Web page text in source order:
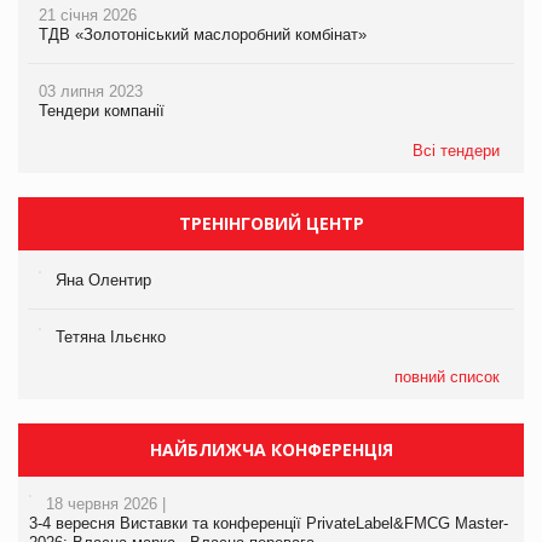
21 січня 2026
ТДВ «Золотоніський маслоробний комбінат»
03 липня 2023
Тендери компанії
Всі тендери
ТРЕНІНГОВИЙ ЦЕНТР
Яна Олентир
Тетяна Ільєнко
повний список
НАЙБЛИЖЧА КОНФЕРЕНЦІЯ
18 червня 2026 |
3-4 вересня Виставки та конференції PrivateLabel&FMCG Master-